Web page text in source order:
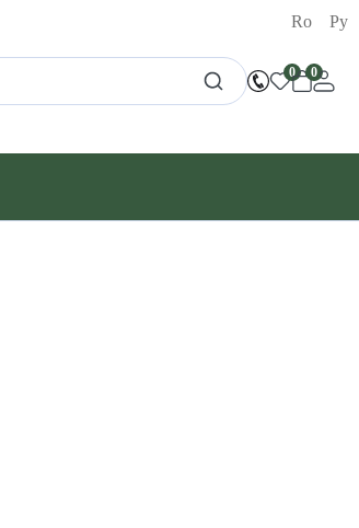
Ro Ру
0 0